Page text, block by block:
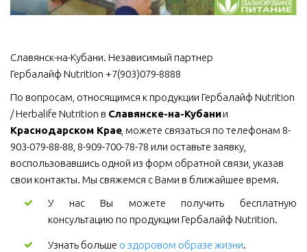
Славянск-на-Кубани. Независимый партнер
Гербалайф Nutrition +7(903)079-8888
По вопросам, относящимся к продукции Гербалайф Nutrition
/ Herbalife Nutrition в Славянске-на-Кубани
Краснодарском Крае, можете связаться по телефонам 8-
903-079-88-88, 8-909-700-78-78 или оставьте заявку,
воспользовавшись одной из форм обратной связи, указав
свои контакты. Мы свяжемся с Вами в ближайшее время.
У нас Вы можете получить бесплатную
консультацию по продукции Гербалайф Nutrition.
Узнать больше о здоровом образе жизни.